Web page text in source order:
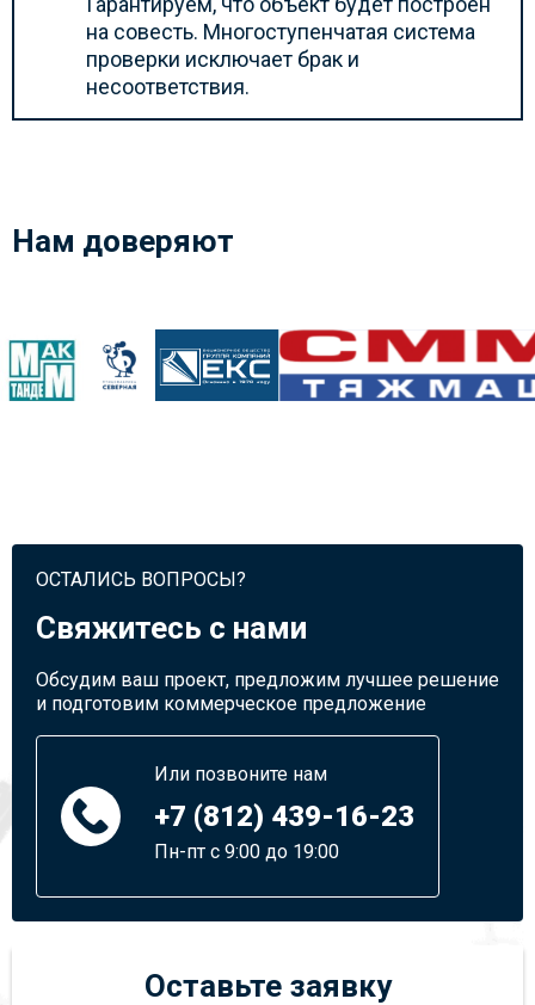
на совесть. Многоступенчатая система
проверки исключает брак и
несоответствия.
Нам доверяют
ОСТАЛИСЬ ВОПРОСЫ?
Свяжитесь с нами
Обсудим ваш проект, предложим лучшее решение
и подготовим коммерческое предложение
Или позвоните нам
+7 (812) 439-16-23
Пн-пт с 9:00 до 19:00
Оставьте заявку